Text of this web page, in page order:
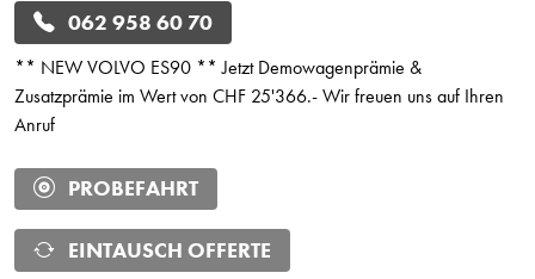
062 958 60 70
** NEW VOLVO ES90 ** Jetzt Demowagenprämie &
Zusatzprämie im Wert von CHF 25'366.- Wir freuen uns auf Ihren
Anruf
PROBEFAHRT
EINTAUSCH OFFERTE